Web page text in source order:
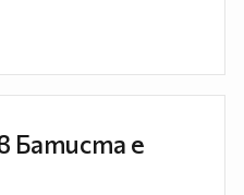
Батиста е